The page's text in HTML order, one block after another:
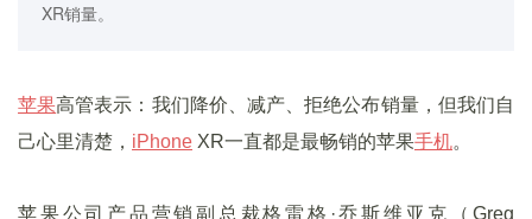
XR销量。
苹果高管表示：我们降价、减产、拒绝公布销量，但我们自
己心里清楚， iPhone XR一直都是最畅销的苹果手机。
苹果公司产品营销副总裁格雷格·乔斯维亚克（Greg